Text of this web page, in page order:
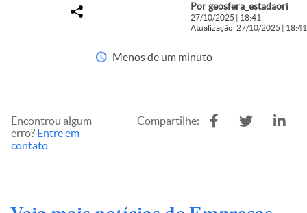
Por geosfera_estadaori
27/10/2025 | 18:41
Atualização: 27/10/2025 | 18:41
Menos de um minuto
Encontrou algum
erro? Entre em
contato
Compartilhe: